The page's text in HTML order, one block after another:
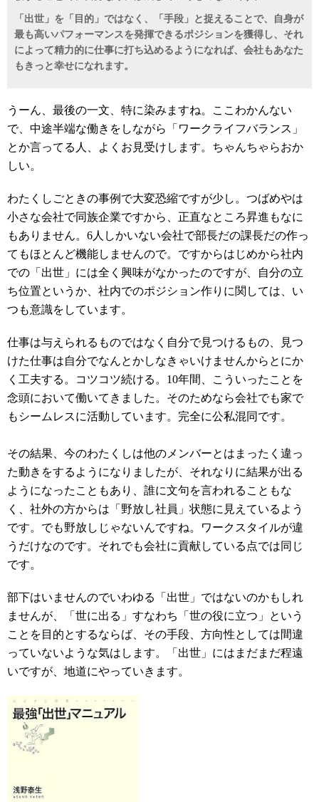
「出世」を「目的」ではなく、「手段」と捉えることで、自身が
最も高いパフォーマンスを発揮できるポジションを獲得し、それ
によって精力的に仕事に打ち込めるようになれば、会社もあなた
もきっと幸せになれます。
うーん、最後の一文、特に染みますね。ここわかんない
で、中途半端な働きをしながら「ワークライフバランス」
とか言ってる人、よくお見受けします。ちゃんちゃらおか
しい。
わたくしごときの事例で大変恐縮ですが少し。つばめやは
小さな会社で同族企業ですから、正直なところ昇進もなに
もありません。6人しかいない会社で部長だの課長だの作っ
てもほとんど機能しませんので。ですからはじめから社内
での「出世」には全く興味がなかったのですが、自分の立
ち位置というか、社内でのポジション作りに関しては、い
つも意識をしています。
仕事は与えられるものではなく自分で見つけるもの、見つ
けた仕事は自分でなんとかしなきゃいけませんからとにか
く工夫する。コツコツ続ける。10年間、こういったことを
念頭において働いてきました。そのためなら会社でも家で
もシームレスに活動しています。完全に公私混同です。
その結果、今のわたくしは他のメンバーとはまったく違っ
た動きをするようになりましたが、それなりに結果が出る
ようになったこともあり、誰に文句を言われることもな
く、社外の方からは「野放し社員」状態に見えているよう
です。でも野放しじゃないんですね。ワークスタイルが違
うだけなのです。それでも会社に貢献している点では同じ
です。
部下はいませんのでいわゆる「出世」ではないのかもしれ
ませんが、「世に出る」すなわち「世の役に立つ」という
ことを目的とするならば、その手段、方向性としては間違
っていないような気はします。「出世」にはまだまだ程遠
いですが、地道にやっていきます。